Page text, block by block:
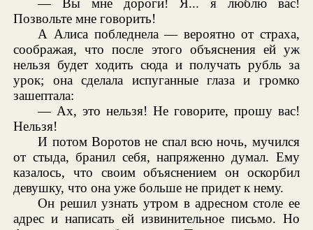
— Вы мне дороги! Я... я люблю вас!
Позвольте мне говорить!
А Алиса побледнела — вероятно от страха,
соображая, что после этого объяснения ей уж
нельзя будет ходить сюда и получать рубль за
урок; она сделала испуганные глаза и громко
зашептала:
— Ах, это нельзя! Не говорите, прошу вас!
Нельзя!
И потом Воротов не спал всю ночь, мучился
от стыда, бранил себя, напряженно думал. Ему
казалось, что своим объяснением он оскорбил
девушку, что она уже больше не придет к нему.
Он решил узнать утром в адресном столе ее
адрес и написать ей извинительное письмо. Но